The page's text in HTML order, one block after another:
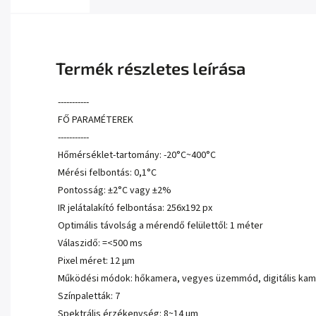
Termék részletes leírása
-----------
FŐ PARAMÉTEREK
-----------
Hőmérséklet-tartomány: -20°C~400°C
Mérési felbontás: 0,1°C
Pontosság: ±2°C vagy ±2%
IR jelátalakító felbontása: 256x192 px
Optimális távolság a mérendő felülettől: 1 méter
Válaszidő: =<500 ms
Pixel méret: 12 µm
Működési módok: hőkamera, vegyes üzemmód, digitális
Színpaletták: 7